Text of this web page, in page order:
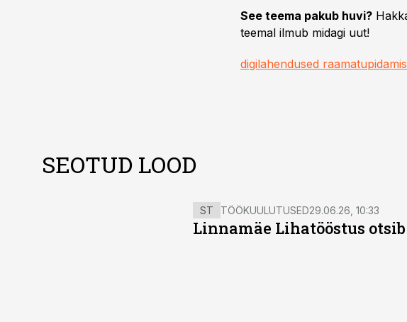
See teema pakub huvi?
teemal ilmub midagi uut!
digilahendused
SEOTUD LOOD
ST TÖÖKUULUTUSED29.06.26, 10:33
Linnamäe Lihatööstus